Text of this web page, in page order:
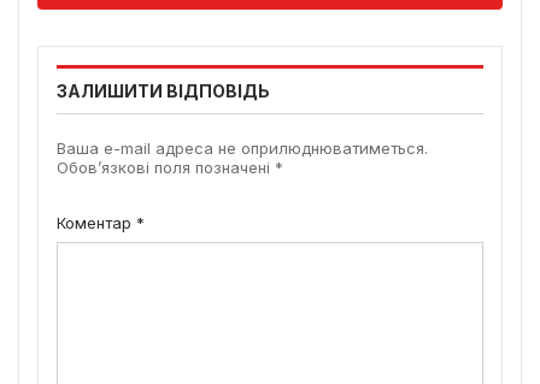
ЗАЛИШИТИ ВІДПОВІДЬ
Ваша e-mail адреса не оприлюднюватиметься.
Обов’язкові поля позначені *
Коментар *